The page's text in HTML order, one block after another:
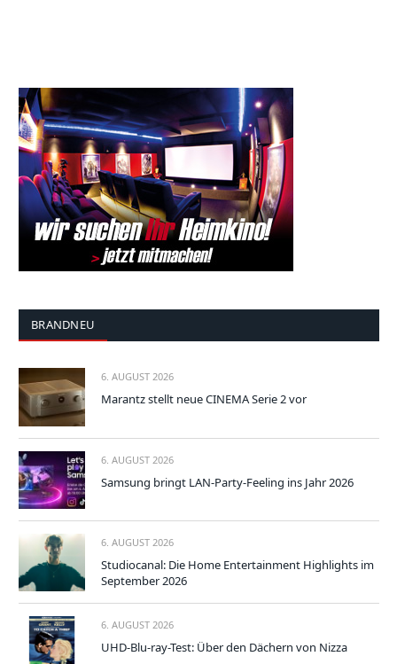
BRANDNEU
6. AUGUST 2026
Marantz stellt neue CINEMA Serie 2 vor
6. AUGUST 2026
Samsung bringt LAN-Party-Feeling ins Jahr 2026
6. AUGUST 2026
Studiocanal: Die Home Entertainment Highlights im
September 2026
6. AUGUST 2026
UHD-Blu-ray-Test: Über den Dächern von Nizza